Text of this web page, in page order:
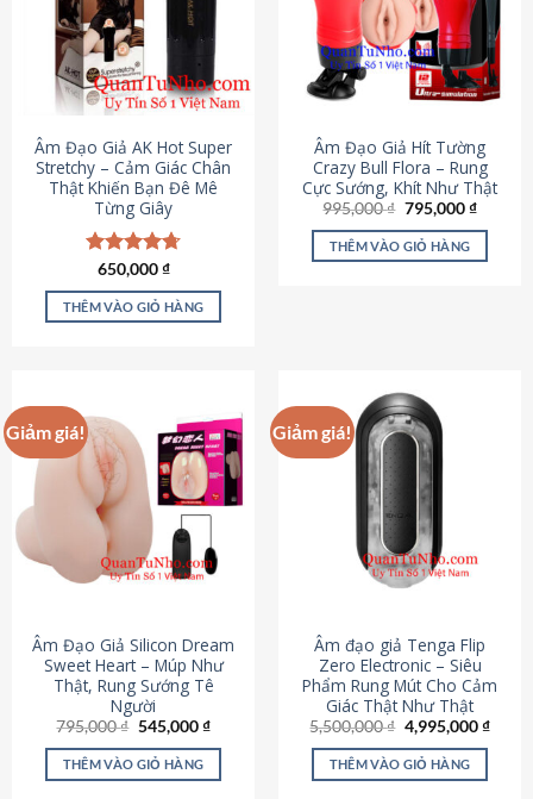
Âm Đạo Giả AK Hot Super
Stretchy – Cảm Giác Chân
Thật Khiến Bạn Đê Mê
Từng Giây
Được xếp
hạng4.75
5 sao
650,000₫
THÊM VÀO GIỎ HÀNG
Âm Đạo Giả Hít Tường
Crazy Bull Flora – Rung
Cực Sướng, Khít Như Thật
995,000₫ Giá
là:
995,000 ₫.
795,000₫Giá
tại
THÊM VÀO GIỎ HÀNG
Giảm giá!
Âm Đạo Giả Silicon Dream
Sweet Heart – Múp Như
Thật, Rung Sướng Tê
Người
795,000₫ Giá
là:
795,000 ₫.
545,000₫Giá
tại
545,000 ₫.
THÊM VÀO GIỎ HÀNG
Giảm giá!
Âm đạo giả Tenga Flip
Zero Electronic – Siêu
Phẩm Rung Mút Cho Cảm
Giác Thật Như Thật
5,500,000₫ Giá
gốc
là:
5,500,000 ₫.
4,995,000₫Giá
THÊM VÀO GIỎ HÀNG